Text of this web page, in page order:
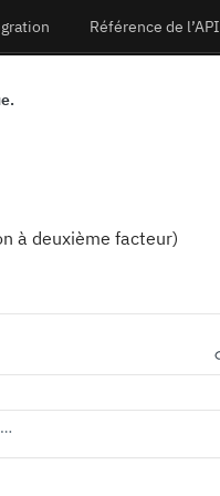
Référence de l’API
à deuxième facteur)